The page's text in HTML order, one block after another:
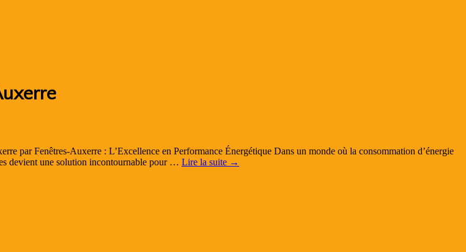
par Fenêtres-Auxerre : L’Excellence en Performance Énergétique Dans un monde où la consommation d’énergie
devient une solution incontournable pour … Lire la suite →